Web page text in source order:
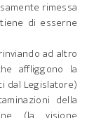
rimessa
di esserne
ad altro
affliggono la
dal Legislatore)
della